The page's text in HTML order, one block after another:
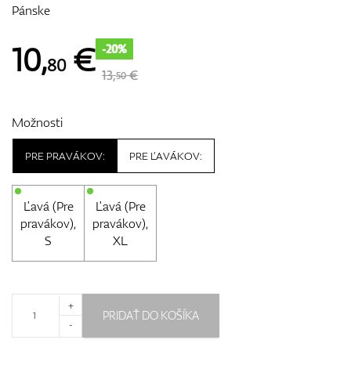
Darčekové poukážky
Pánske
10,80€ -20%
13,50€
Možnosti
PRE PRAVÁKOV:
Ľavá (Pre
pravákov),
S
Ľavá (Pre
pravákov),
XL
PRE ĽAVÁKOV:
+
-
PRIDAŤ DO KOŠÍKA